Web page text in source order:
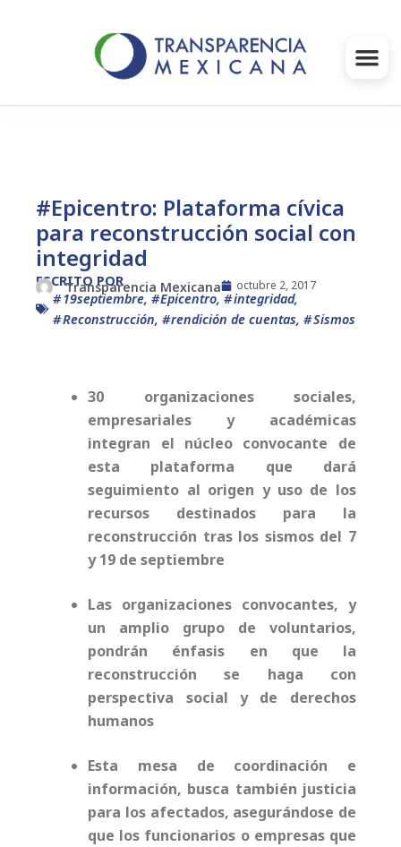
Intervenciones
Súmate
#Epicentro: Plataforma cívica
para reconstrucción social con
integridad
ESCRITO POR
Transparencia Mexicana octubre 2, 2017
19septiembre, Epicentro, integridad,
Reconstrucción, rendición de cuentas, Sismos
30 organizaciones sociales,
empresariales y académicas
integran el núcleo convocante de
esta plataforma que dará
seguimiento al origen y uso de los
recursos destinados para la
reconstrucción tras los sismos del 7
y 19 de septiembre
Las organizaciones convocantes, y
un amplio grupo de voluntarios,
pondrán énfasis en que la
reconstrucción se haga con
perspectiva social y de derechos
humanos
Esta mesa de coordinación e
información, busca también justicia
para los afectados, asegurándose de
que los funcionarios o empresas que